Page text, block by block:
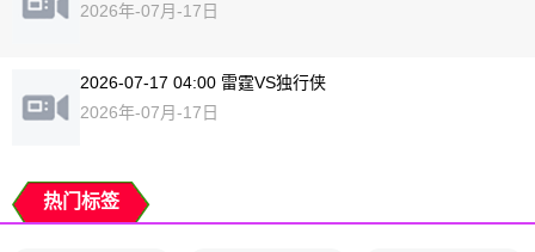
2026年-07月-17日
2026-07-17 04:00 雷霆VS独行侠
2026年-07月-17日
热门标签